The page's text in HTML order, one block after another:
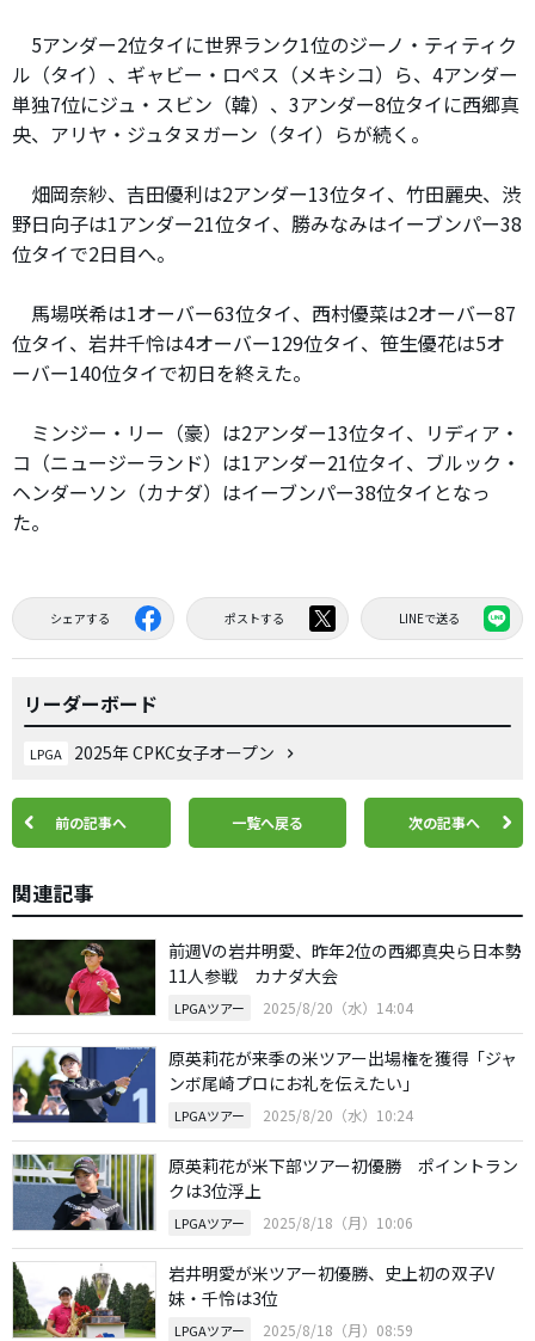
5アンダー2位タイに世界ランク1位のジーノ・ティティク
ル（タイ）、ギャビー・ロペス（メキシコ）ら、4アンダー
単独7位にジュ・スビン（韓）、3アンダー8位タイに西郷真
央、アリヤ・ジュタヌガーン（タイ）らが続く。
畑岡奈紗、吉田優利は2アンダー13位タイ、竹田麗央、渋
野日向子は1アンダー21位タイ、勝みなみはイーブンパー38
位タイで2日目へ。
馬場咲希は1オーバー63位タイ、西村優菜は2オーバー87
位タイ、岩井千怜は4オーバー129位タイ、笹生優花は5オ
ーバー140位タイで初日を終えた。
ミンジー・リー（豪）は2アンダー13位タイ、リディア・
コ（ニュージーランド）は1アンダー21位タイ、ブルック・
ヘンダーソン（カナダ）はイーブンパー38位タイとなっ
た。
シェアする ポストする LINEで送る
リーダーボード
LPGA 2025年 CPKC女子オープン
前の記事へ 一覧へ戻る 次の記事へ
関連記事
前週Vの岩井明愛、昨年2位の西郷真央ら日本勢
11人参戦 カナダ大会
LPGAツアー 2025/8/20（水）14:04
原英莉花が来季の米ツアー出場権を獲得「ジャ
ンボ尾崎プロにお礼を伝えたい」
LPGAツアー 2025/8/20（水）10:24
原英莉花が米下部ツアー初優勝 ポイントラン
クは3位浮上
LPGAツアー 2025/8/18（月）10:06
岩井明愛が米ツアー初優勝、史上初の双子V
妹・千怜は3位
LPGAツアー 2025/8/18（月）08:59